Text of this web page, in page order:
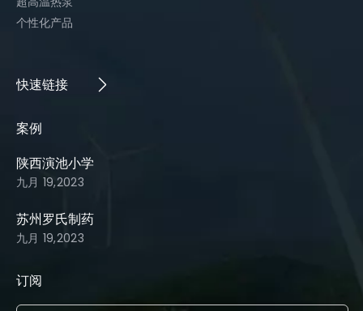
个性化产品
快速链接​​​​​​​
案例​​​​​​​
陕西演池小学
九月 19,2023
苏州罗氏制药
九月 19,2023
订阅​​​​​​​